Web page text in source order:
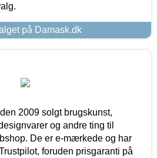
på Damask.dk
2009 solgt brugskunst,
og andre ting til
De er e-mærkede og har
foruden prisgaranti på